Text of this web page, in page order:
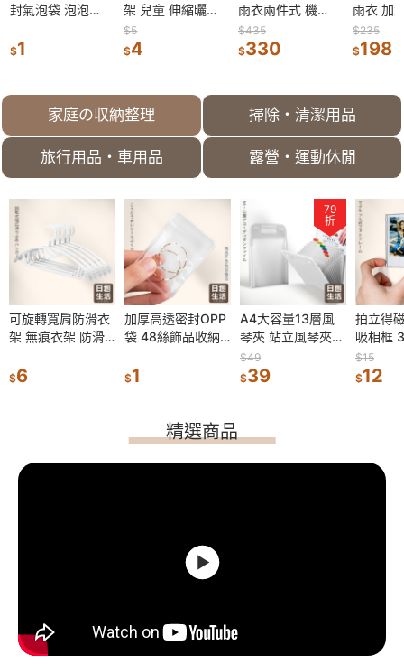
封氣泡袋 泡泡袋
材料 信封袋 氣泡
$1
架 兒童 伸縮曬衣
架 寶寶 小孩 嬰兒
衣架 防滑衣架 曬
$5
$4
雨衣兩件式 機車
雨衣 成人雨衣 雙
層雨衣 加厚雨衣
$435
$330
雨衣 加
長雨衣
斗篷雨
$235
$198
家庭の収納整理 掃除・清潔用品
旅行用品・車用品 露營・運動休閒
可旋轉寬肩防滑衣
架 無痕衣架 防滑
成人衣架 晾衣架
$6
加厚高透密封OPP
袋 48絲飾品收納
珠寶收納袋 項鍊袋
$1
79
折
A4大容量13層風
琴夾 站立風琴夾
風琴文件夾 手提收
納夾 豎立資料夾
$49
$39
拍立得
吸相框
相框 透
箱貼 磁
$15
$12
錠狀
通劑 水
馬桶
省力旋鈕 鋁合金擠
膏器 擠染膏 合金
染膏擠壓器 擠牙膏
折
透明雙扣收納盒 可
疊加 文具收納盒
飾品收納盒 透明收
納盒 桌面收納盒
折
掃把除塵套 無紡布
掃把套 防纏繞 一
次性掃把套 除塵套
掃把黏毛套 防塵套
內衣收
衣收納
袋 旅行
區收納
$74
$59
精選商品